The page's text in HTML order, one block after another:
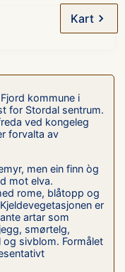
Kart
kommune i
for Stordal sentrum.
ved kongeleg
forvalta av
men ein finn òg
mot elva.
rome, blåtopp og
er
artar som
smørtelg,
sivblom. Formålet